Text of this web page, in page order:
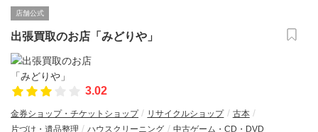
店舗公式
出張買取のお店「みどりや」
3.02
金券ショップ・チケットショップ リサイクルショップ
古本
片づけ・遺品整理
ハウスクリーニング 中古ゲーム・CD・DVD